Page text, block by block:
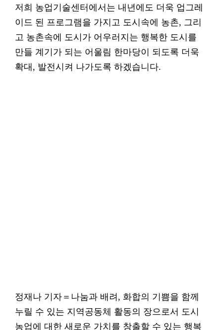
저희 농업기술센터에서는 내년에도 더욱 업그레
이드 된 프로그램을 가지고 도시속에 농촌, 그리
고 농촌속에 도시가 어우러지는 행복한 도시를
만들 계기가 되는 어울림 한마당이 되도록 더욱
확대, 발전시켜 나가도록 하겠습니다.
정재나 기자＝나눔과 배려, 화합의 기쁨을 함께
누릴 수 있는 지역공동체 활동의 장으로서 도시
농업에 대한 새로운 가치를 창출할 수 있는 행복